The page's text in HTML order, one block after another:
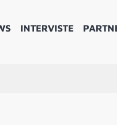
INTERVISTE